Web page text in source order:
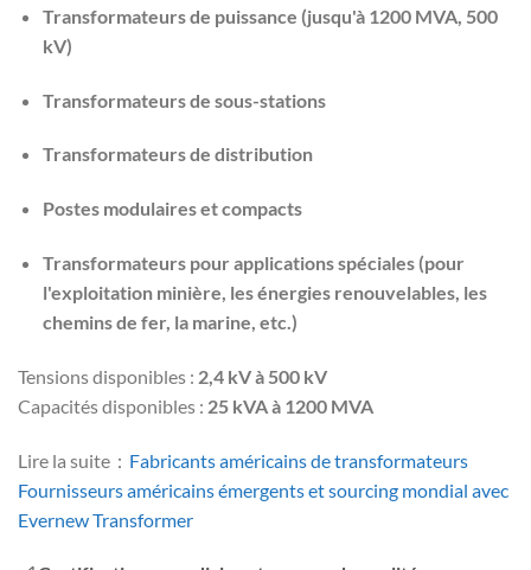
Transformateurs de puissance (jusqu'à 1200 MVA, 500
kV)
Transformateurs de sous-stations
Transformateurs de distribution
Postes modulaires et compacts
Transformateurs pour applications spéciales (pour
l'exploitation minière, les énergies renouvelables, les
chemins de fer, la marine, etc.)
Tensions disponibles : 2,4 kV à 500 kV
Capacités disponibles : 25 kVA à 1200 MVA
Lire la suite： Fabricants américains de transformateurs
Fournisseurs américains émergents et sourcing mondial avec
Evernew Transformer